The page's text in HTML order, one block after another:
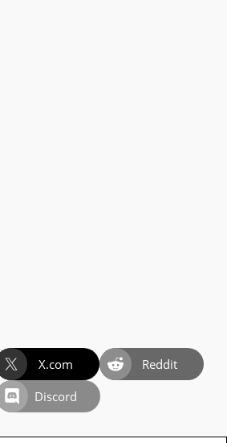
X.com
Reddit
Discord